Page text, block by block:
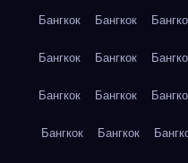
Бангкок Бангкок
Бангкок Бангкок
Бангкок Бангкок
Бангкок Бангкок